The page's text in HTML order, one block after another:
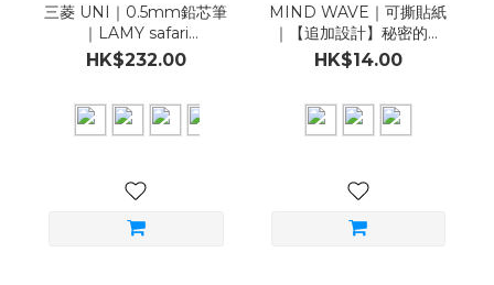
三菱 UNI｜0.5mm鉛芯筆
｜LAMY safari
KURUTOGA
INSIDE（共5款）
HK$232.00
MIND WAVE｜可撕貼紙
｜【追加設計】秘密的朋
友（共3款）
HK$14.00